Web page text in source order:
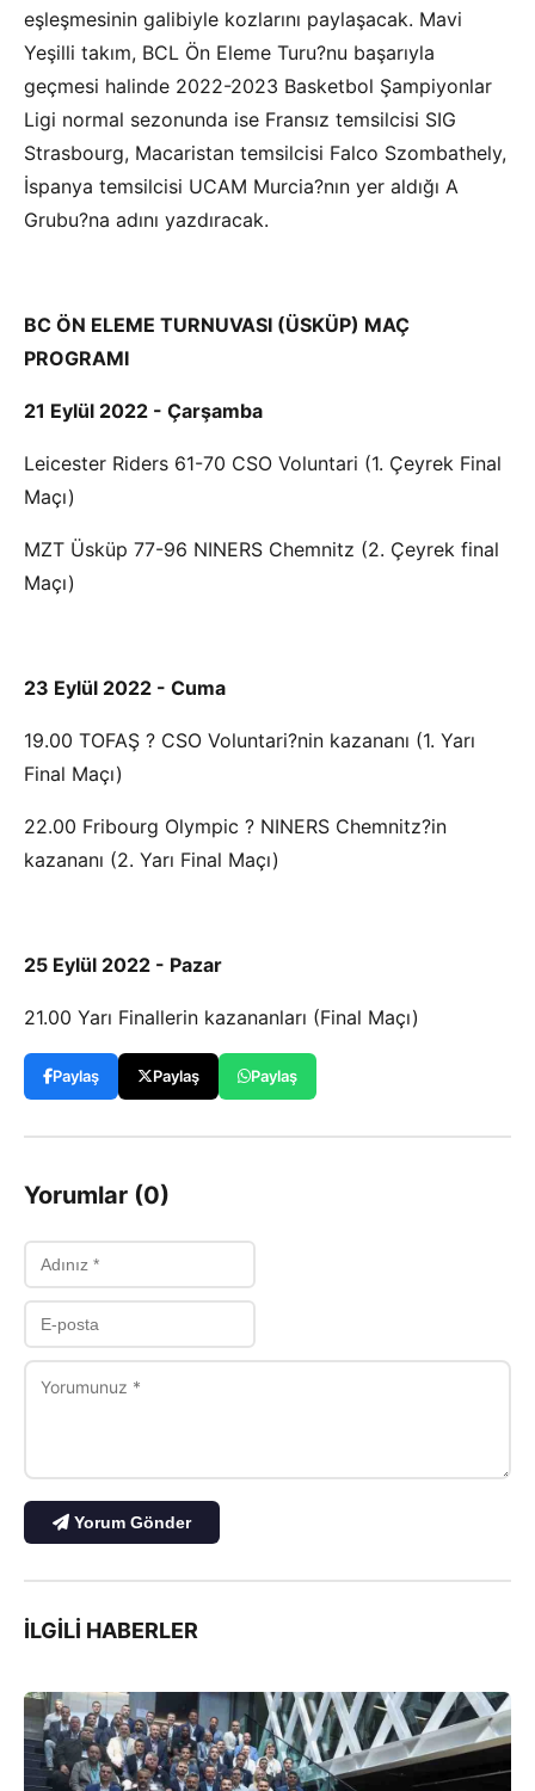
eşleşmesinin galibiyle kozlarını paylaşacak. Mavi
Yeşilli takım, BCL Ön Eleme Turu?nu başarıyla
geçmesi halinde 2022-2023 Basketbol Şampiyonlar
Ligi normal sezonunda ise Fransız temsilcisi SIG
Strasbourg, Macaristan temsilcisi Falco Szombathely,
İspanya temsilcisi UCAM Murcia?nın yer aldığı A
Grubu?na adını yazdıracak.
BC ÖN ELEME TURNUVASI (ÜSKÜP) MAÇ
PROGRAMI
21 Eylül 2022 - Çarşamba
Leicester Riders 61-70 CSO Voluntari (1. Çeyrek Final
Maçı)
MZT Üsküp 77-96 NINERS Chemnitz (2. Çeyrek final
Maçı)
23 Eylül 2022 - Cuma
19.00 TOFAŞ ? CSO Voluntari?nin kazananı (1. Yarı
Final Maçı)
22.00 Fribourg Olympic ? NINERS Chemnitz?in
kazananı (2. Yarı Final Maçı)
25 Eylül 2022 - Pazar
21.00 Yarı Finallerin kazananları (Final Maçı)
Paylaş Paylaş Paylaş
Yorumlar (0)
Yorum Gönder
İLGILI HABERLER